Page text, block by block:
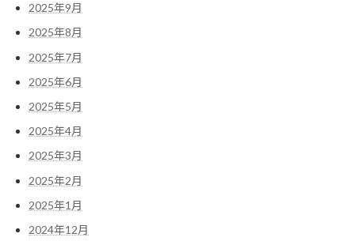
2025年9月
2025年8月
2025年7月
2025年6月
2025年5月
2025年4月
2025年3月
2025年2月
2025年1月
2024年12月